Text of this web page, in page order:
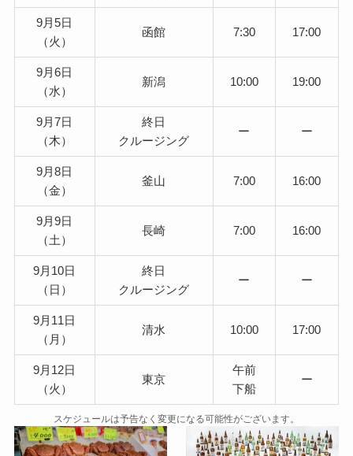
9月5日
（火）
函館 7:30 17:00
9月6日
（水）
新潟 10:00 19:00
9月7日
（木）
終日
クルージング
ー ー
9月8日
（金）
釜山 7:00 16:00
9月9日
（土）
長崎 7:00 16:00
9月10日
（日）
終日
クルージング
ー ー
9月11日
（月）
清水 10:00 17:00
9月12日
（火）
東京
午前
下船
ー
スケジュールは予告なく変更になる可能性がございます。